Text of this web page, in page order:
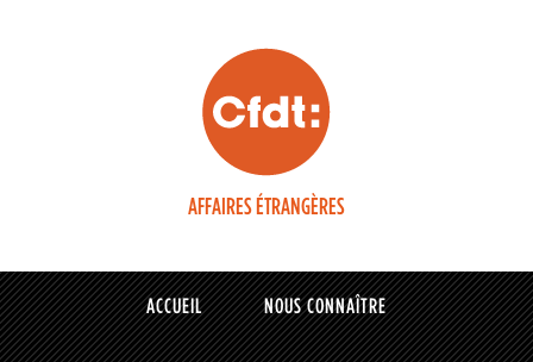
AFFAIRES ÉTRANGÈRES
ACCUEIL NOUS CONNAÎTRE